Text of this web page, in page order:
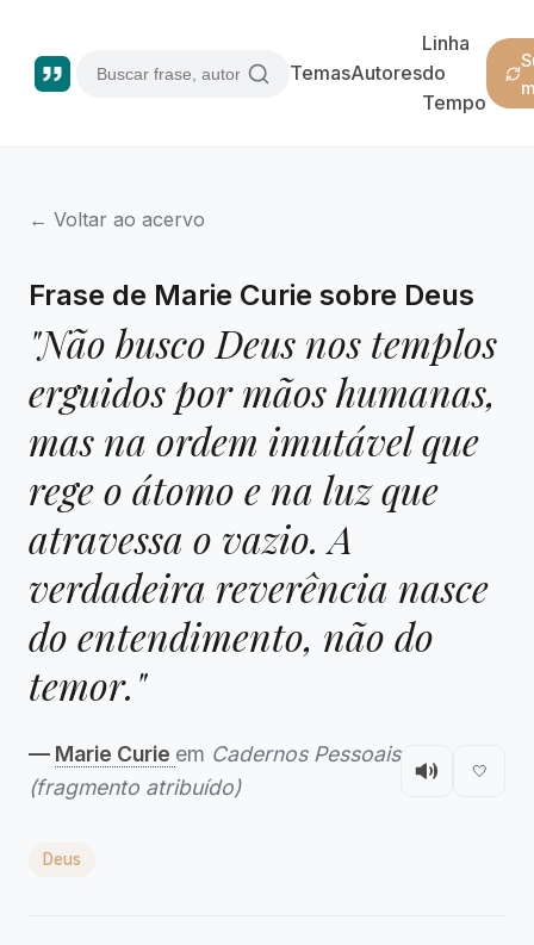
TemasAutores
Linha
do
Tempo
← Voltar ao acervo
Frase de Marie Curie sobre Deus
"Não busco Deus nos templos
erguidos por mãos humanas,
mas na ordem imutável que
rege o átomo e na luz que
atravessa o vazio. A
verdadeira reverência nasce
do entendimento, não do
temor."
— Marie Curie em Cadernos Pessoais
(fragmento atribuído)
🤍
Deus